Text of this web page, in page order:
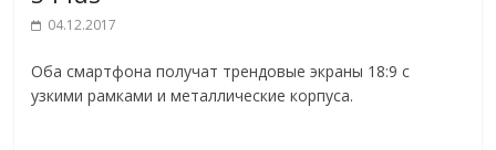
04.12.2017
Оба смартфона получат трендовые экраны 18:9 с
узкими рамками и металлические корпуса.